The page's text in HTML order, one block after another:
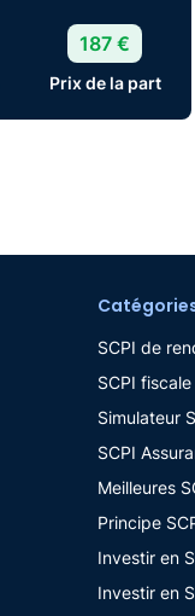
187 €
Prix de la part
SCPI de
SCPI
Simulateur
SCPI
Meilleures
Principe
Investir en
Investir en